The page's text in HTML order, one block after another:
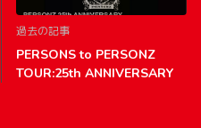
過去の記事
PERSONS to PERSONZ
TOUR:25th ANNIVERSARY